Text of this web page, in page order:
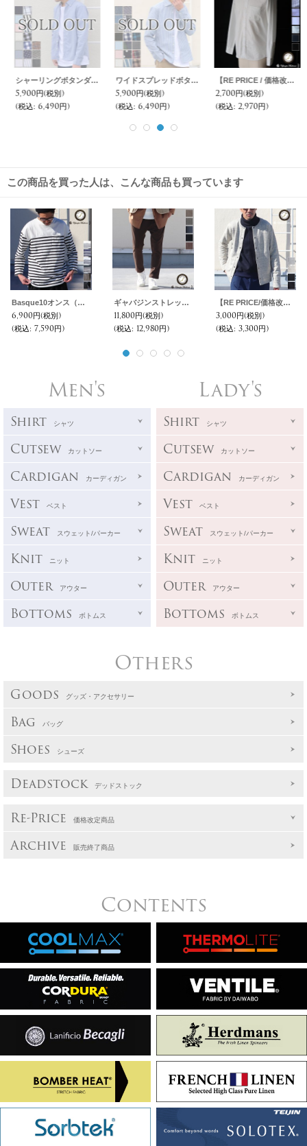
シャーリングボタンダウン長袖シャツ【MADE IN JAPAN】『日本製』/ Upscape Audience
5,900円(税別)
(税込:6,490円)
ワイドスプレッドボタンダウン長袖シャツ【MADE IN JAPAN】『日本製』/ Upscape Audience
5,900円(税別)
(税込:6,490円)
【RE PRICE / 価格改定】バンドカラー長袖シャツ【MADE IN JAPAN】『日本製』/ Upscape Audience
2,700円(税別)
(税込:2,970円)
この商品を買った人は、こんな商品も買っています
Basque10オンス（バスク天竺）ベースボールネックポケ付 9分袖カットソー【MADE IN JAPAN】『日本製』 / Upscape Audience
6,900円(税別)
(税込: 7,590円)
ギャバジンストレッチ タッグテーパード イージーアンクルパンツ【MADE IN JAPAN】『日本製』【送料無料】/ Upscape Audience
11,800円(税別)
(税込: 12,980円)
【RE PRICE/価格改定】度詰裏毛スナップボタンジャケット【MADE IN JAPAN】『日本製』/ Upscape Audience
3,000円(税別)
(税込: 3,300円)
Men's
Shirt シャツ
Cutsew カットソー
Cardigan カーディガン
Vest ベスト
Sweat スウェット/パーカー
Knit ニット
Outer アウター
Bottoms ボトムス
Lady's
Shirt シャツ
Cutsew カットソー
Cardigan カーディガン
Vest ベスト
Sweat スウェット/パーカー
Knit ニット
Outer アウター
Bottoms ボトムス
Others
Goods グッズ・アクセサリー
Bag バッグ
Shoes シューズ
Deadstock デッドストック
Re-Price 価格改定商品
Archive 販売終了商品
Contents